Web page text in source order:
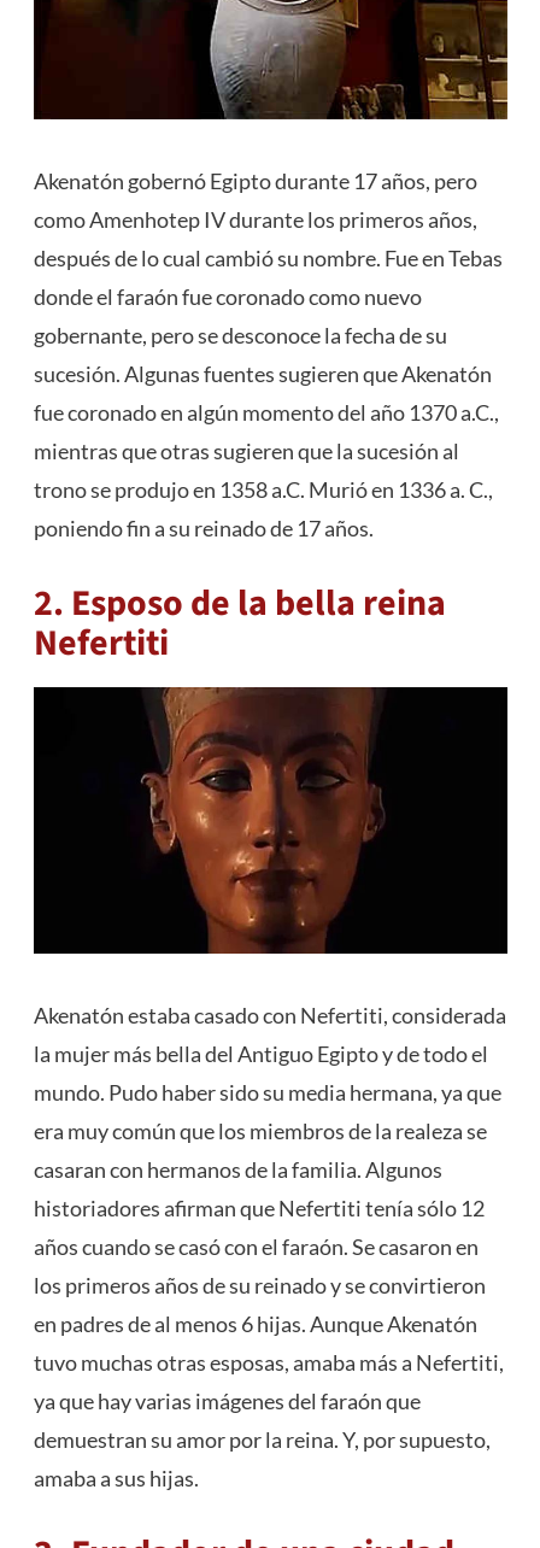
Akenatón gobernó Egipto durante 17 años, pero
como Amenhotep IV durante los primeros años,
después de lo cual cambió su nombre. Fue en Tebas
donde el faraón fue coronado como nuevo
gobernante, pero se desconoce la fecha de su
sucesión. Algunas fuentes sugieren que Akenatón
fue coronado en algún momento del año 1370 a.C.,
mientras que otras sugieren que la sucesión al
trono se produjo en 1358 a.C. Murió en 1336 a. C.,
poniendo fin a su reinado de 17 años.
2. Esposo de la bella reina
Nefertiti
Akenatón estaba casado con Nefertiti, considerada
la mujer más bella del Antiguo Egipto y de todo el
mundo. Pudo haber sido su media hermana, ya que
era muy común que los miembros de la realeza se
casaran con hermanos de la familia. Algunos
historiadores afirman que Nefertiti tenía sólo 12
años cuando se casó con el faraón. Se casaron en
los primeros años de su reinado y se convirtieron
en padres de al menos 6 hijas. Aunque Akenatón
tuvo muchas otras esposas, amaba más a Nefertiti,
ya que hay varias imágenes del faraón que
demuestran su amor por la reina. Y, por supuesto,
amaba a sus hijas.